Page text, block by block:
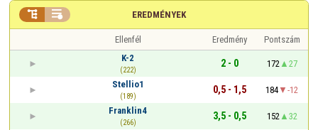
EREDMÉNYEK
 
Ellenfél Eredmény
Pontszám
K-2
(222)
2 - 0 172
27
Stellio1
(189)
0,5 - 1,5 184
-12
Franklin4
(266)
3,5 - 0,5 152
32